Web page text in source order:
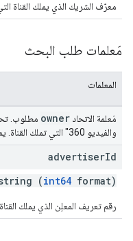
معرّف الشريك الذي يملك القناة
مَعلمات طلب البحث
المعلمات
مَعلمة الاتحاد owner مطلوب.
والفيديو 360" التي تملك القناة. يمكن أن تكون
advertiserId
(int64 format)
رقم تعريف المعلِن الذي يملك